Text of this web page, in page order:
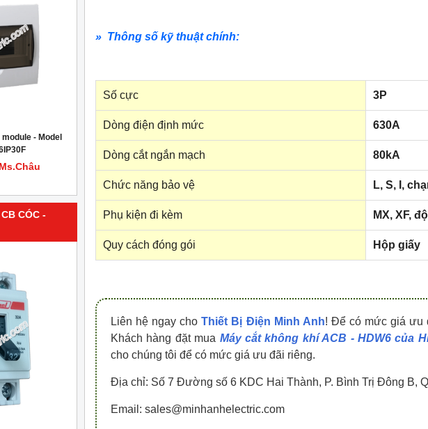
- Model
HDPZ50PR24IP30F
HDPZ50PR18IP30F
CÓC -
» Thông số kỹ thuật chính:
Số cực 3P
Dòng điện định mức 630A
Dòng cắt ngắn mạch 80kA
Chức năng bảo vệ L, S, I,
Phụ kiện đi kèm MX, XF,
Quy cách đóng gói Hộp giấy
Liên hệ ngay choThiết Bị Điện Minh Anh! Để có mức giá ưu
Khách hàng đặt mua Máy cắt không khí ACB - HDW6 của
cho chúng tôi để có mức giá ưu đãi riêng.
Địa chỉ: Số 7 Đường số 6 KDC Hai Thành, P. Bình Trị Đông B,
Email: sales@minhanhelectric.com